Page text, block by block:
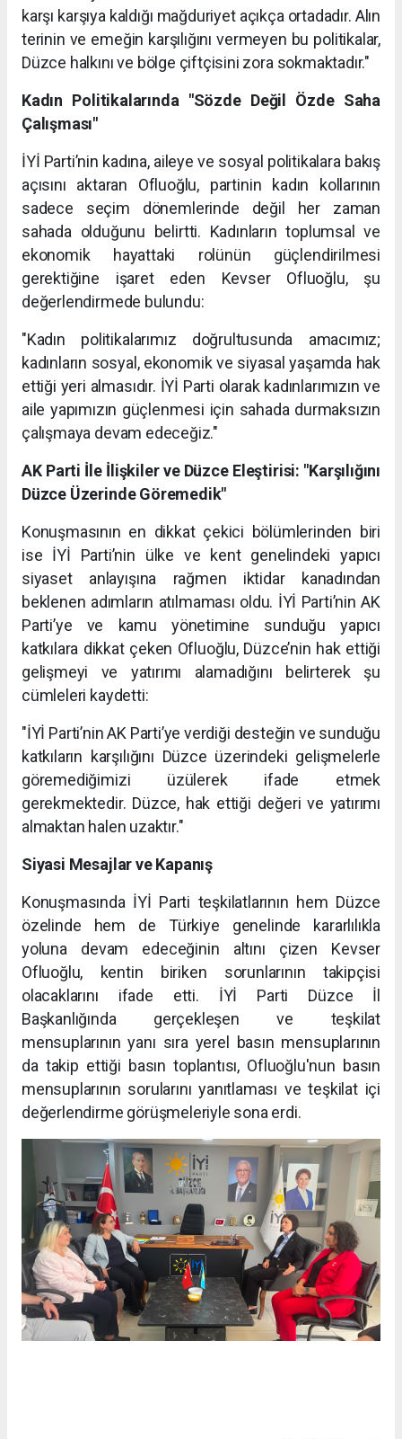
karşı karşıya kaldığı mağduriyet açıkça ortadadır. Alın
terinin ve emeğin karşılığını vermeyen bu politikalar,
Düzce halkını ve bölge çiftçisini zora sokmaktadır."
Kadın Politikalarında "Sözde Değil Özde Saha
Çalışması"
İYİ Parti’nin kadına, aileye ve sosyal politikalara bakış
açısını aktaran Ofluoğlu, partinin kadın kollarının
sadece seçim dönemlerinde değil her zaman
sahada olduğunu belirtti. Kadınların toplumsal ve
ekonomik hayattaki rolünün güçlendirilmesi
gerektiğine işaret eden Kevser Ofluoğlu, şu
değerlendirmede bulundu:
"Kadın politikalarımız doğrultusunda amacımız;
kadınların sosyal, ekonomik ve siyasal yaşamda hak
ettiği yeri almasıdır. İYİ Parti olarak kadınlarımızın ve
aile yapımızın güçlenmesi için sahada durmaksızın
çalışmaya devam edeceğiz."
AK Parti İle İlişkiler ve Düzce Eleştirisi: "Karşılığını
Düzce Üzerinde Göremedik"
Konuşmasının en dikkat çekici bölümlerinden biri
ise İYİ Parti’nin ülke ve kent genelindeki yapıcı
siyaset anlayışına rağmen iktidar kanadından
beklenen adımların atılmaması oldu. İYİ Parti’nin AK
Parti’ye ve kamu yönetimine sunduğu yapıcı
katkılara dikkat çeken Ofluoğlu, Düzce’nin hak ettiği
gelişmeyi ve yatırımı alamadığını belirterek şu
cümleleri kaydetti:
"İYİ Parti’nin AK Parti’ye verdiği desteğin ve sunduğu
katkıların karşılığını Düzce üzerindeki gelişmelerle
göremediğimizi üzülerek ifade etmek
gerekmektedir. Düzce, hak ettiği değeri ve yatırımı
almaktan halen uzaktır."
Siyasi Mesajlar ve Kapanış
Konuşmasında İYİ Parti teşkilatlarının hem Düzce
özelinde hem de Türkiye genelinde kararlılıkla
yoluna devam edeceğinin altını çizen Kevser
Ofluoğlu, kentin biriken sorunlarının takipçisi
olacaklarını ifade etti. İYİ Parti Düzce İl
Başkanlığında gerçekleşen ve teşkilat
mensuplarının yanı sıra yerel basın mensuplarının
da takip ettiği basın toplantısı, Ofluoğlu'nun basın
mensuplarının sorularını yanıtlaması ve teşkilat içi
değerlendirme görüşmeleriyle sona erdi.